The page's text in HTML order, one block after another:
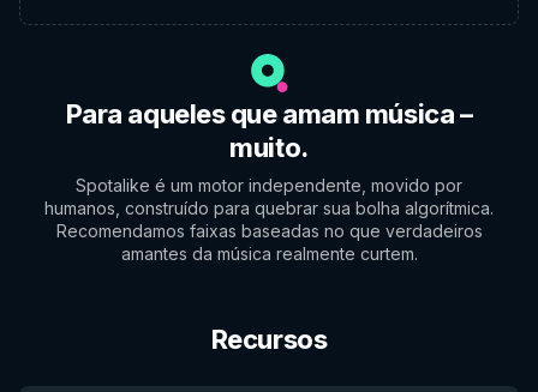
Para aqueles que amam música –
muito.
Spotalike é um motor independente, movido por
humanos, construído para quebrar sua bolha algorítmica.
Recomendamos faixas baseadas no que verdadeiros
amantes da música realmente curtem.
Recursos